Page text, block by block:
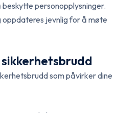
personopplysninger.
jevnlig for å møte
som påvirker dine